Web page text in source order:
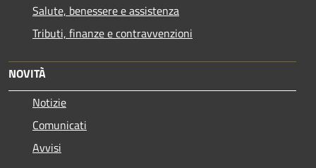
Salute, benessere e assistenza
Tributi, finanze e contravvenzioni
NOVITÀ
Notizie
Comunicati
Avvisi